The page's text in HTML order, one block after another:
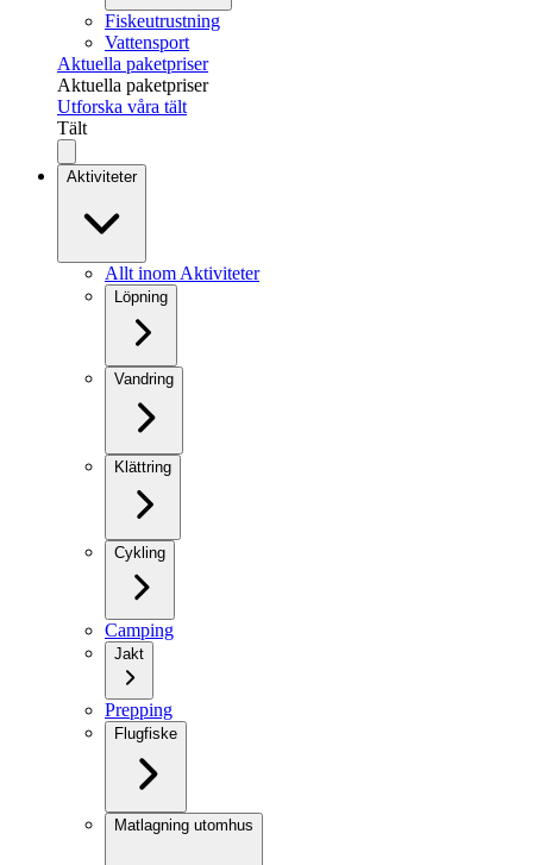
Fiskeutrustning
Vattensport
Aktuella paketpriser
Aktuella paketpriser
Utforska våra tält
Tält
Aktiviteter
Allt inom Aktiviteter
Löpning
Vandring
Klättring
Cykling
Camping
Jakt
Prepping
Flugfiske
Matlagning utomhus